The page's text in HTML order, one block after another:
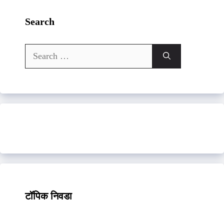
Search
Search
for:
टॉपिक निवडा